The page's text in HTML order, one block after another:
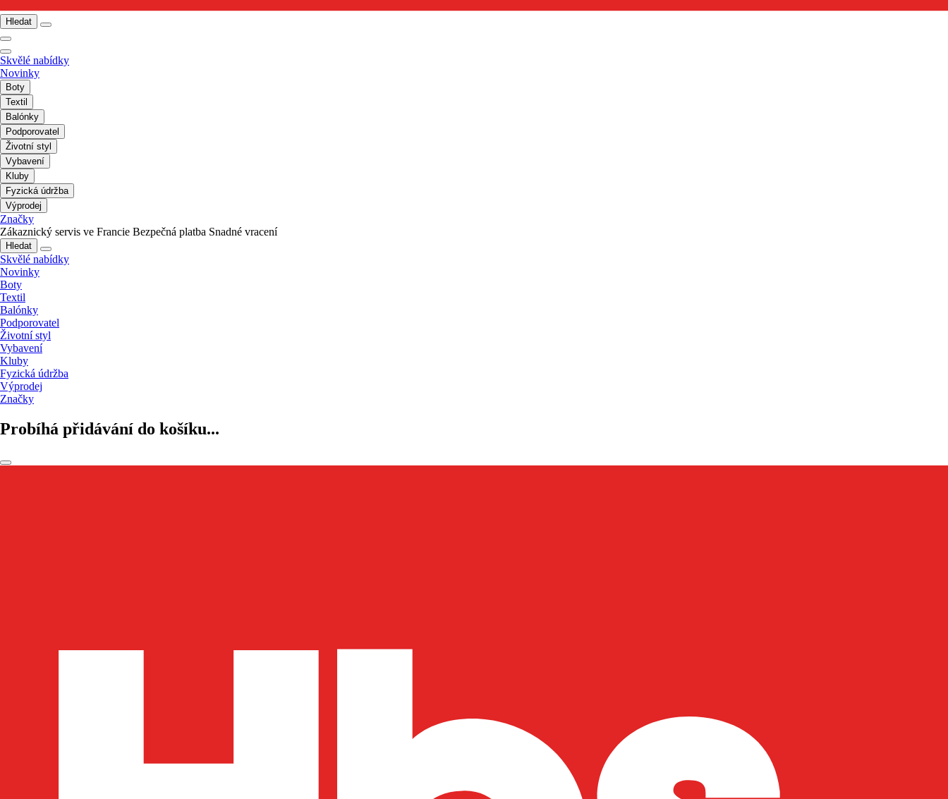
Hledat
Skvělé nabídky
Novinky
Boty
Textil
Balónky
Podporovatel
Životní styl
Vybavení
Kluby
Fyzická údržba
Výprodej
Značky
Zákaznický servis ve Francie Bezpečná platba Snadné vracení
Hledat
Skvělé nabídky
Novinky
Boty
Textil
Balónky
Podporovatel
Životní styl
Vybavení
Kluby
Fyzická údržba
Výprodej
Značky
Probíhá přidávání do košíku...